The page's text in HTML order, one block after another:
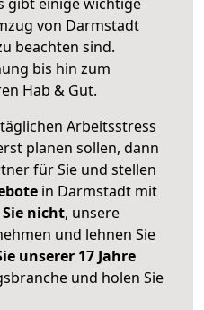
von Darmstadt
beachten sind.
bis hin zum
Hab & Gut.
Arbeitsstress
planen sollen, dann
für Sie und stellen
in Darmstadt mit
nicht, unsere
und lehnen Sie
unserer 17 Jahre
und holen Sie